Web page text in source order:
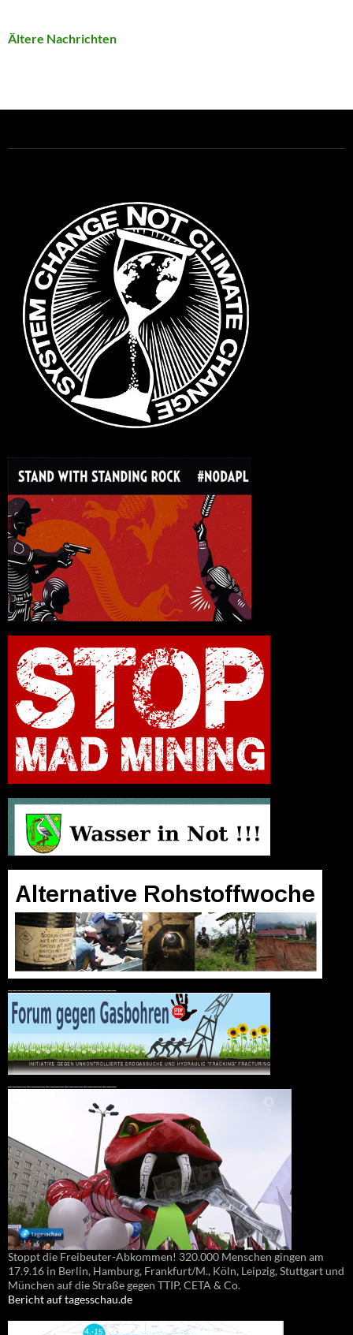
Ältere Nachrichten
Stoppt die Freibeuter-Abkommen! 320.000 Menschen gingen am
17.9.16 in Berlin, Hamburg, Frankfurt/M., Köln, Leipzig, Stuttgart und
München auf die Straße gegen TTIP, CETA & Co.
Bericht auf tagesschau.de